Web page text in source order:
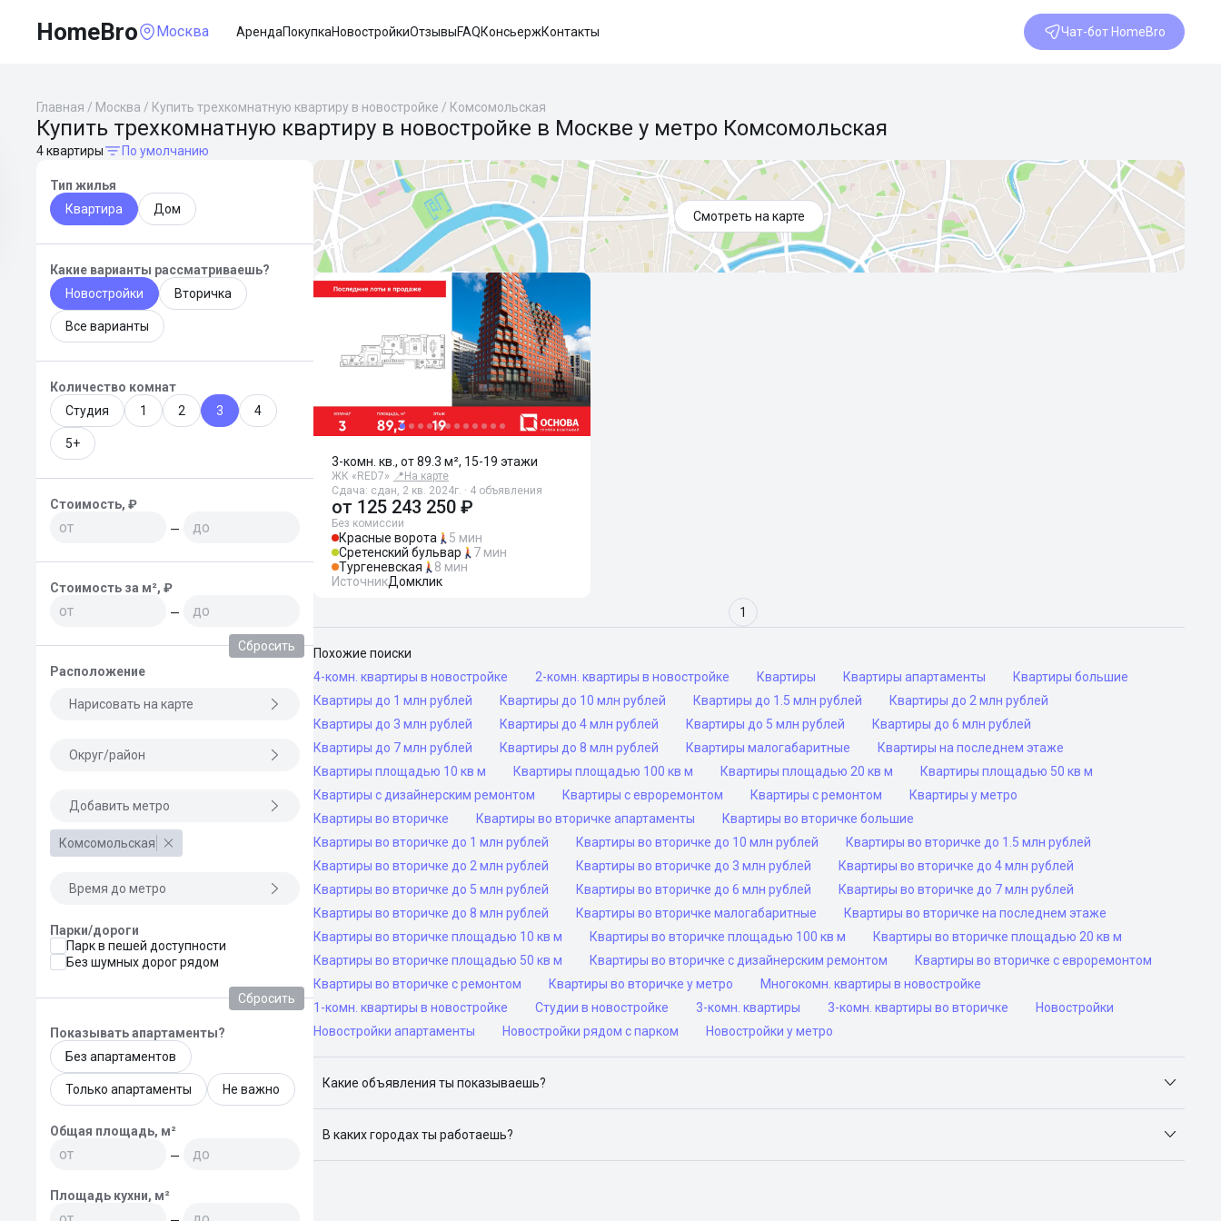
HomeBro Москва АрендаПокупкаНовостройкиОтзывыFAQКонсьержКонтакты Чат-бот HomeBro
Главная / Москва / Купить трехкомнатную квартиру в новостройке / Комсомольская
Купить трехкомнатную квартиру в новостройке в Москве у метро Комсомольская
4 квартиры По умолчанию
Тип жилья
Квартира
Дом
Какие варианты рассматриваешь?
Новостройки
Вторичка
Все варианты
Количество комнат
Студия
1 2 3 4
5+
Стоимость, ₽
—
Стоимость за м², ₽
—
Сбросить
Расположение
Нарисовать на карте
Округ/район
Добавить метро
Комсомольская
Время до метро
Парки/дороги
Парк в пешей доступности
Без шумных дорог рядом
Сбросить
Показывать апартаменты?
Без апартаментов
Только апартаменты Не важно
Общая площадь, м²
—
Площадь кухни, м²
Смотреть на карте
3-комн. кв., от 89.3 м², 15-19 этажи
ЖК «RED7» 📍 На карте
Сдача: сдан, 2 кв. 2024г. · 4 объявления
от 125 243 250 ₽
Без комиссии
Красные ворота
5 мин
Сретенский бульвар
7 мин
Тургеневская
8 мин
ИсточникДомклик
1
Похожие поиски
4-комн. квартиры в новостройке
2-комн. квартиры в новостройке Квартиры Квартиры апартаменты
Квартиры большие
Квартиры до 1 млн рублей
Квартиры до 10 млн рублей Квартиры до 1.5 млн рублей
Квартиры до 2 млн рублей
Квартиры до 3 млн рублей
Квартиры до 4 млн рублей Квартиры до 5 млн рублей
Квартиры до 6 млн рублей
Квартиры до 7 млн рублей
Квартиры до 8 млн рублей Квартиры малогабаритные
Квартиры на последнем этаже
Квартиры площадью 10 кв м
Квартиры площадью 100 кв м Квартиры площадью 20 кв м
Квартиры площадью 50 кв м
Квартиры с дизайнерским ремонтом
Квартиры с евроремонтом Квартиры с ремонтом
Квартиры у метро
Квартиры во вторичке
Квартиры во вторичке апартаменты
Квартиры во вторичке большие
Квартиры во вторичке до 1 млн рублей
Квартиры во вторичке до 10 млн рублей
Квартиры во вторичке до 1.5 млн рублей
Квартиры во вторичке до 2 млн рублей
Квартиры во вторичке до 3 млн рублей
Квартиры во вторичке до 4 млн рублей
Квартиры во вторичке до 5 млн рублей
Квартиры во вторичке до 6 млн рублей
Квартиры во вторичке до 7 млн рублей
Квартиры во вторичке до 8 млн рублей
Квартиры во вторичке малогабаритные
Квартиры во вторичке на последнем этаже
Квартиры во вторичке площадью 10 кв м
Квартиры во вторичке площадью 100 кв м
Квартиры во вторичке площадью 20 кв м
Квартиры во вторичке площадью 50 кв м
Квартиры во вторичке с дизайнерским ремонтом
Квартиры во вторичке с евроремонтом
Квартиры во вторичке с ремонтом
Квартиры во вторичке у метро
Многокомн. квартиры в новостройке
1-комн. квартиры в новостройке
Студии в новостройке 3-комн. квартиры 3-комн. квартиры во вторичке
Новостройки
Новостройки апартаменты
Новостройки рядом с парком Новостройки у метро
Какие объявления ты показываешь?
В каких городах ты работаешь?